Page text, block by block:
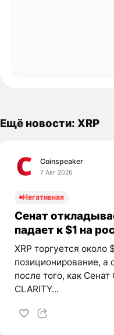
Ещё новости: XRP
Coinspeaker
7 Авг 2026
Негативная
Сенат
падает к $1 на
XRP торгуется около
позиционирование, а
после того, как
CLARITY...